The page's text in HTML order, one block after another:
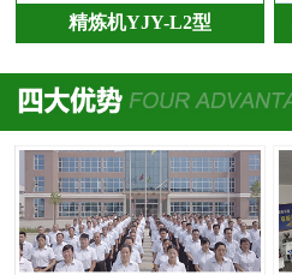
精炼机YJY-L2型